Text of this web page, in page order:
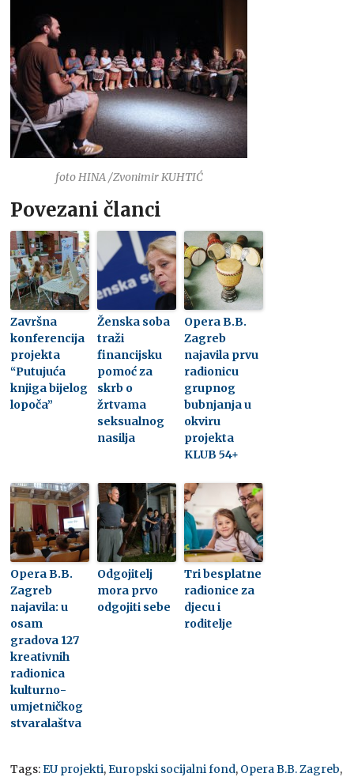
foto HINA /Zvonimir KUHTIĆ
Povezani članci
Završna
konferencija
projekta
“Putujuća
knjiga bijelog
lopoča”
Ženska soba
traži
financijsku
pomoć za
skrb o
žrtvama
seksualnog
nasilja
Opera B.B.
Zagreb
najavila prvu
radionicu
grupnog
bubnjanja u
okviru
projekta
KLUB 54+
Opera B.B.
Zagreb
najavila: u
osam
gradova 127
kreativnih
radionica
kulturno-
umjetničkog
stvaralaštva
Odgojitelj
mora prvo
odgojiti sebe
Tri besplatne
radionice za
djecu i
roditelje
Tags:EU projekti,Europski socijalni fond, Opera B.B. Zagreb,